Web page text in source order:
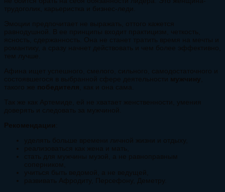
трудоголик, карьеристка и бизнес-леди.
Эмоции предпочитает не выражать, оттого кажется
равнодушной. В ее принципы входит практицизм, четкость,
ясность, сдержанность. Она не станет тратить время на мечты и
романтику, а сразу начнет действовать и чем более эффективно,
тем лучше.
Афина ищет успешного, смелого, сильного, самодостаточного и
состоявшегося в выбранной сфере деятельности
мужчину
такого же
победителя
, как и она сама.
Так же как Артемиде, ей не хватает женственности, умения
доверять и следовать за мужчиной.
Рекомендации
уделять больше времени личной жизни и отдыху,
реализоваться как жена и мать,
стать для мужчины музой, а не равноправным
соперником,
учиться быть ведомой, а не ведущей,
развивать Афродиту, Персефону, Деметру.